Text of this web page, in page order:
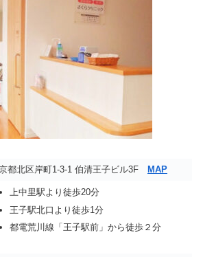
都北区岸町1-3-1 伯清王子ビル3F MAP
上中里駅より徒歩20分
王子駅北口より徒歩1分
都電荒川線「王子駅前」から徒歩２分